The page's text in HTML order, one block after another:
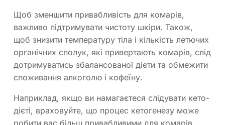
Щоб зменшити привабливість для комарів,
важливо підтримувати чистоту шкіри. Також,
щоб знизити температуру тіла і кількість летючих
органічних сполук, які привертають комарів, слід
дотримуватись збалансованої дієти та обмежити
споживання алкоголю і кофеїну.
Наприклад, якщо ви намагаєтеся слідувати кето-
дієті, враховуйте, що процес кетогенезу може